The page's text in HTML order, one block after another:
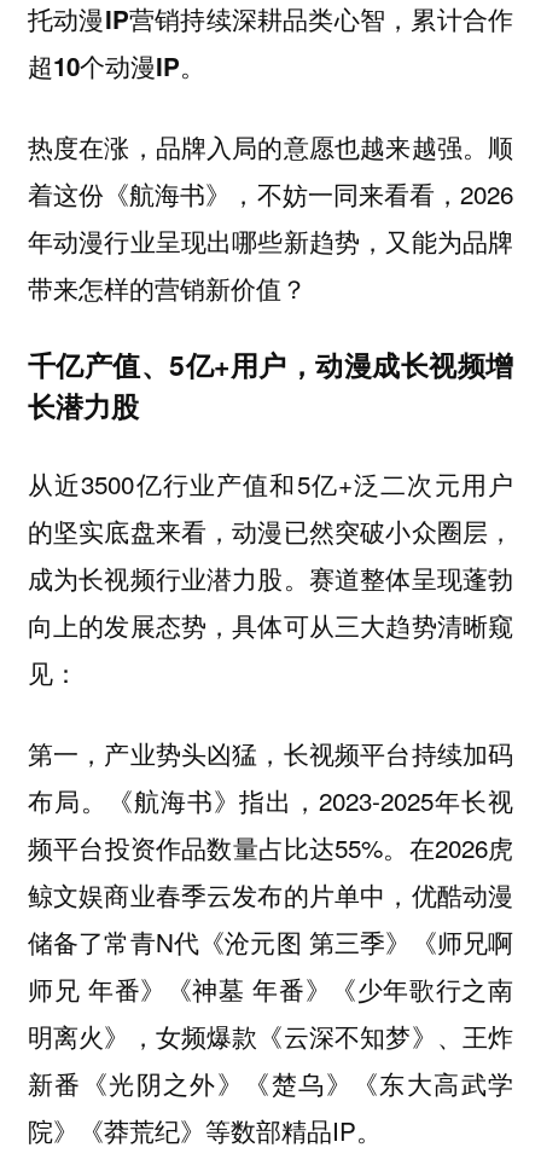
托动漫IP营销持续深耕品类心智，累计合作
超10个动漫IP。
热度在涨，品牌入局的意愿也越来越强。顺
着这份《航海书》，不妨一同来看看，2026
年动漫行业呈现出哪些新趋势，又能为品牌
带来怎样的营销新价值？
千亿产值、5亿+用户，动漫成长视频增
长潜力股
从近3500亿行业产值和5亿+泛二次元用户
的坚实底盘来看，动漫已然突破小众圈层，
成为长视频行业潜力股。赛道整体呈现蓬勃
向上的发展态势，具体可从三大趋势清晰窥
见：
第一，产业势头凶猛，长视频平台持续加码
布局。
《航海书》指出，2023-2025年长视
频平台投资作品数量占比达55%。在2026虎
鲸文娱商业春季云发布的片单中，优酷动漫
储备了常青N代《沧元图 第三季》《师兄啊
师兄 年番》《神墓 年番》《少年歌行之南
明离火》，女频爆款《云深不知梦》、王炸
新番《光阴之外》《楚乌》《东大高武学
院》《莽荒纪》等数部精品IP。